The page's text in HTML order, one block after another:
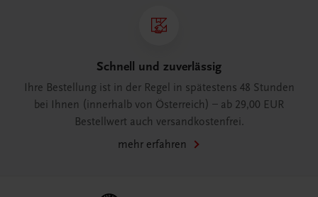
Schnell und zuverlässig
Ihre Bestellung ist in der Regel in spätestens 48 Stunden
bei Ihnen (innerhalb von Österreich) – ab 29,00 EUR
Bestellwert auch versandkostenfrei.
mehr erfahren